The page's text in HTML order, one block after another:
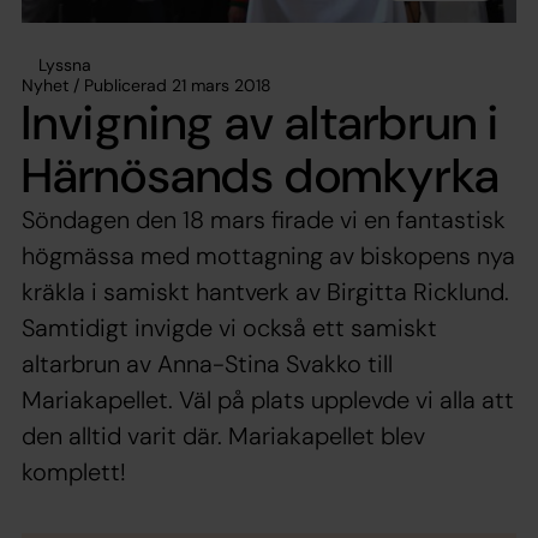
Lyssna
Nyhet / Publicerad 21 mars 2018
Invigning av altarbrun i
Härnösands domkyrka
Söndagen den 18 mars firade vi en fantastisk
högmässa med mottagning av biskopens nya
kräkla i samiskt hantverk av Birgitta Ricklund.
Samtidigt invigde vi också ett samiskt
altarbrun av Anna-Stina Svakko till
Mariakapellet. Väl på plats upplevde vi alla att
den alltid varit där. Mariakapellet blev
komplett!